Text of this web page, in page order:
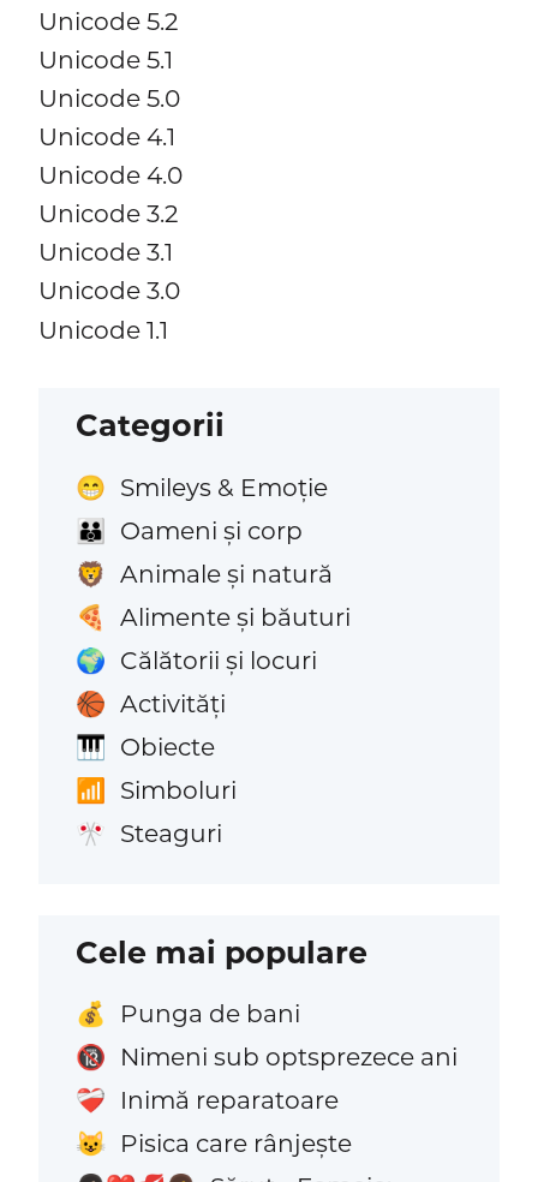
Unicode 5.2
Unicode 5.1
Unicode 5.0
Unicode 4.1
Unicode 4.0
Unicode 3.2
Unicode 3.1
Unicode 3.0
Unicode 1.1
Categorii
😁 Smileys & Emoție
👪 Oameni și corp
🦁 Animale și natură
🍕 Alimente și băuturi
🌍 Călătorii și locuri
🏀 Activități
🎹 Obiecte
📶 Simboluri
🎌 Steaguri
Cele mai populare
💰 Punga de bani
🔞 Nimeni sub optsprezece ani
❤️‍🩹 Inimă reparatoare
😺 Pisica care rânjește